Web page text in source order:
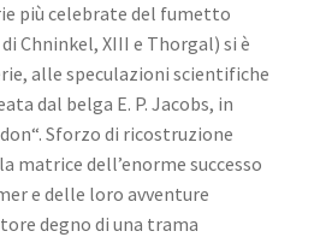
più celebrate del fumetto
Chninkel, XIII e Thorgal) si è
alle speculazioni scientifiche
dal belga E. P. Jacobs, in
Sforzo di ricostruzione
matrice dell’enorme successo
e delle loro avventure
degno di una trama